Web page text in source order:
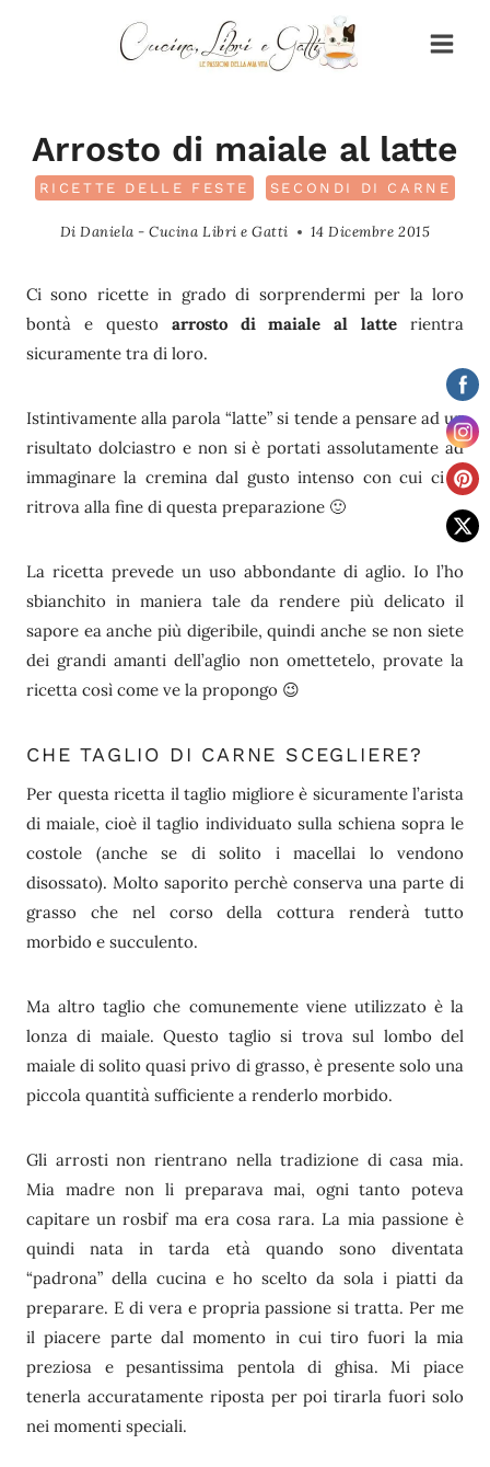
Arrosto di maiale al latte
RICETTE DELLE FESTE SECONDI DI CARNE
Di Daniela - Cucina Libri e Gatti 14 Dicembre 2015
Ci sono ricette in grado di sorprendermi per la loro
bontà e questo arrosto di maiale al latte rientra
sicuramente tra di loro.
Istintivamente alla parola “latte” si tende a pensare ad un
risultato dolciastro e non si è portati assolutamente ad
immaginare la cremina dal gusto intenso con cui ci si
ritrova alla fine di questa preparazione 🙂
La ricetta prevede un uso abbondante di aglio. Io l’ho
sbianchito in maniera tale da rendere più delicato il
sapore ea anche più digeribile, quindi anche se non siete
dei grandi amanti dell’aglio non omettetelo, provate la
ricetta così come ve la propongo 😉
CHE TAGLIO DI CARNE SCEGLIERE?
Per questa ricetta il taglio migliore è sicuramente l’arista
di maiale, cioè il taglio individuato sulla schiena sopra le
costole (anche se di solito i macellai lo vendono
disossato). Molto saporito perchè conserva una parte di
grasso che nel corso della cottura renderà tutto
morbido e succulento.
Ma altro taglio che comunemente viene utilizzato è la
lonza di maiale. Questo taglio si trova sul lombo del
maiale di solito quasi privo di grasso, è presente solo una
piccola quantità sufficiente a renderlo morbido.
Gli arrosti non rientrano nella tradizione di casa mia.
Mia madre non li preparava mai, ogni tanto poteva
capitare un rosbif ma era cosa rara. La mia passione è
quindi nata in tarda età quando sono diventata
“padrona” della cucina e ho scelto da sola i piatti da
preparare. E di vera e propria passione si tratta. Per me
il piacere parte dal momento in cui tiro fuori la mia
preziosa e pesantissima pentola di ghisa. Mi piace
tenerla accuratamente riposta per poi tirarla fuori solo
nei momenti speciali.